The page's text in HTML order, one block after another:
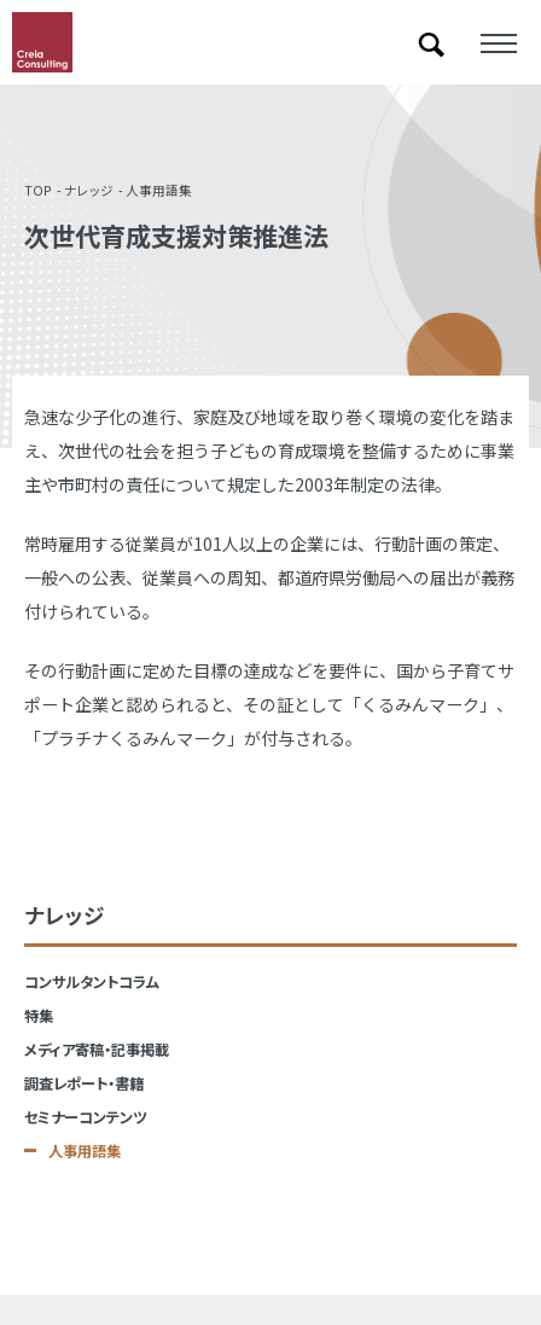
「&」などの記号を含むキーワードで検索した際に検索結果が正しく表示されない場合があります。
その場合は記号に続いて半角スペースを挿入して検索し直してください。
TOP ナレッジ 人事用語集
次世代育成支援対策推進法
急速な少子化の進行、家庭及び地域を取り巻く環境の変化を踏ま
え、次世代の社会を担う子どもの育成環境を整備するために事業
主や市町村の責任について規定した2003年制定の法律。
常時雇用する従業員が101人以上の企業には、行動計画の策定、
一般への公表、従業員への周知、都道府県労働局への届出が義務
付けられている。
その行動計画に定めた目標の達成などを要件に、国から子育てサ
ポート企業と認められると、その証として「くるみんマーク」、
「プラチナくるみんマーク」が付与される。
ナレッジ
コンサルタントコラム
特集
メディア寄稿・記事掲載
調査レポート・書籍
セミナーコンテンツ
人事用語集